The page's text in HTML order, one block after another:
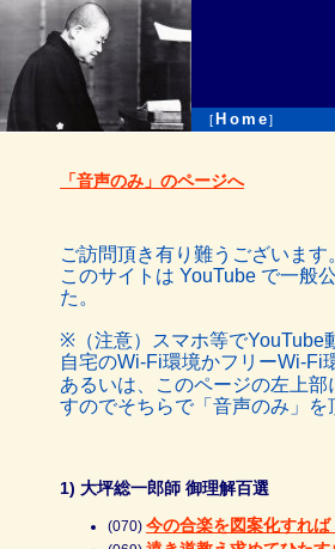
[ Home]
「音声のみ」のページへ
ご訪問頂き有り難うございます
このサイトは YouTube で一般
た。
※（注意）スマホ等でYouTube
自宅のWi-Fi環境かフリーWi-Fi
あるいは、このページの左上部
すのでそちらで「音声のみ」を
1) 大坪総一郎師 御理解百選
(070) 今の合楽を図案化すれば